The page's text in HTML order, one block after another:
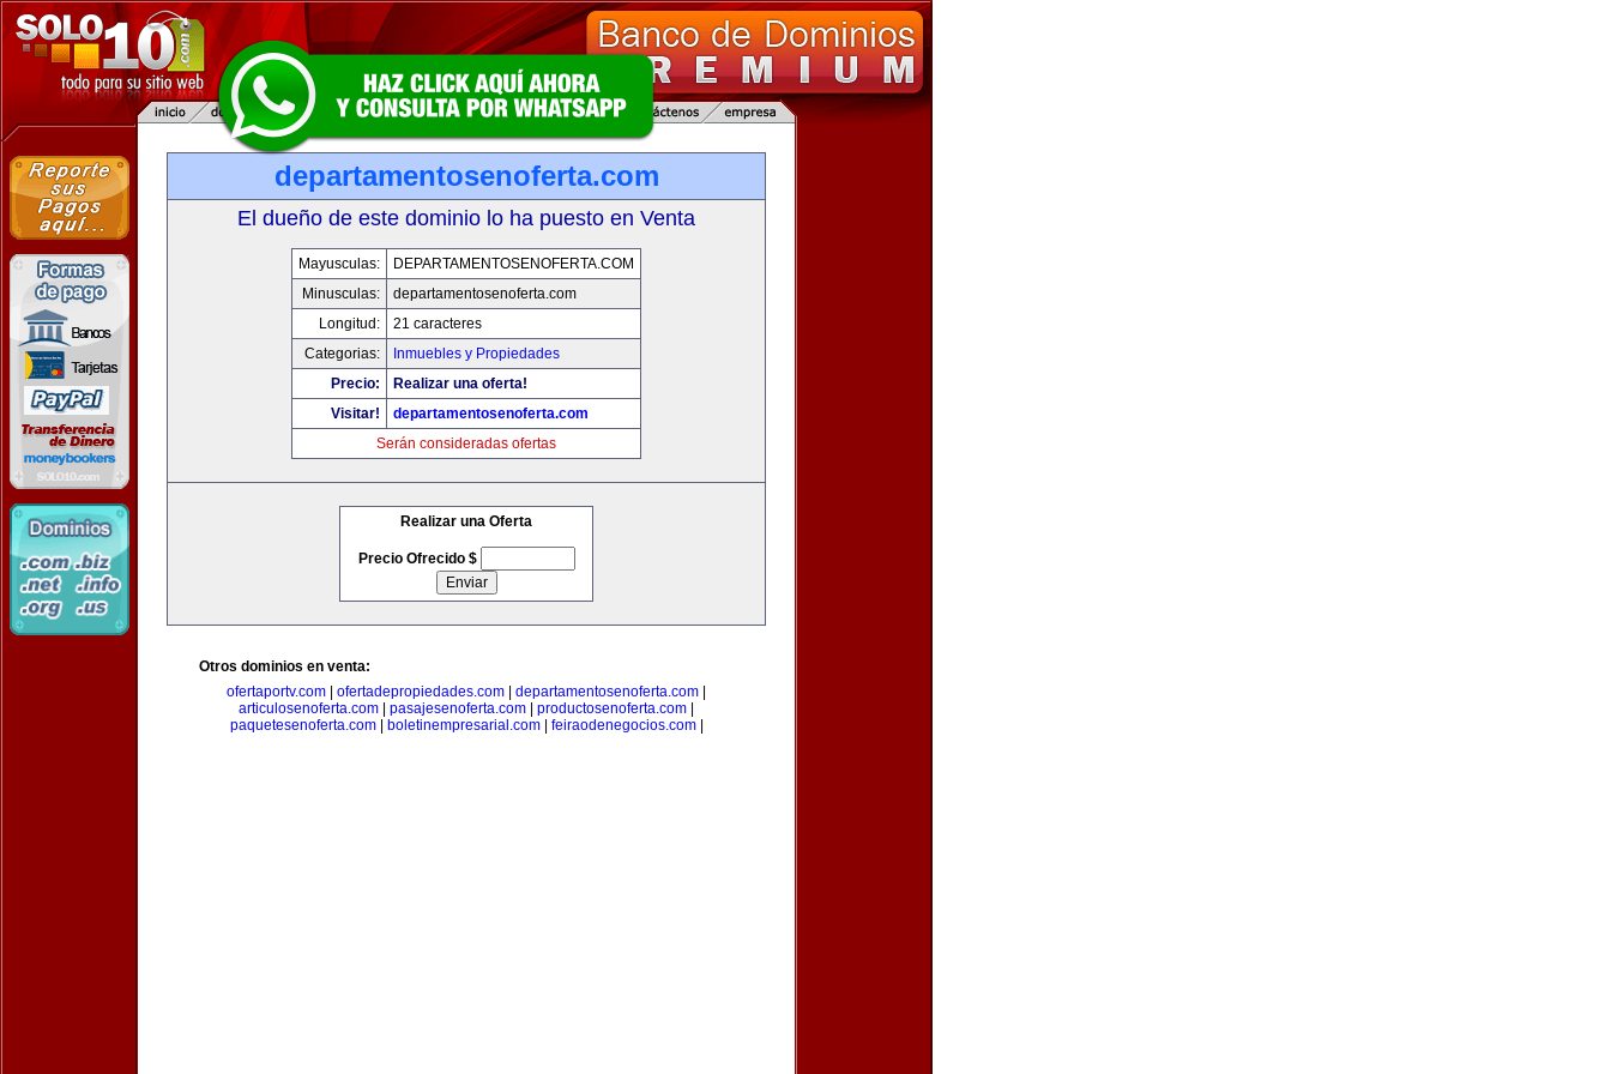
departamentosenoferta.com
El dueño de este dominio lo ha puesto en Venta
Mayusculas:
DEPARTAMENTOSENOFERTA.COM
Minusculas:
departamentosenoferta.com
Longitud:
21 caracteres
Categorias:
Inmuebles y Propiedades
Precio:
Realizar una oferta!
Visitar!
departamentosenoferta.com
Serán consideradas ofertas
Realizar una Oferta
Precio Ofrecido $
Otros dominios en venta:
ofertaportv.com
ofertadepropiedades.com departamentosenoferta.com
articulosenoferta.com
pasajesenoferta.com productosenoferta.com
paquetesenoferta.com| boletinempresarial.com| feiraodenegocios.com|